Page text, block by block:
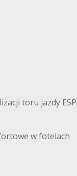
toru jazdy
w fotelach